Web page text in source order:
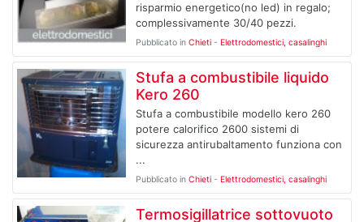
risparmio energetico(no led) in regalo;
complessivamente 30/40 pezzi.
Pubblicato in Chieti- Elettrodomestici, casalinghi
Stufa a combustibile liquido
Kero 260
Stufa a combustibile modello kero 260
potere calorifico 2600 sistemi di
sicurezza antirubaltamento funziona con
...
Pubblicato in Chieti- Elettrodomestici, casalinghi
Termosigillatrice sottovuoto